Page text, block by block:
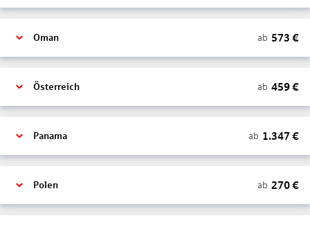
Oman ab 573 €
Österreich ab 459€
Panama ab 1.347 €
Polen ab 270€